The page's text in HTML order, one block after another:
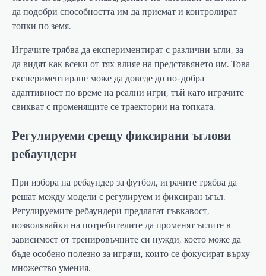
да подобри способността им да приемат и контролират
топки по земя.
Играчите трябва да експериментират с различни ъгли, за
да видят как всеки от тях влияе на представянето им. Това
експериментиране може да доведе до по-добра
адаптивност по време на реални игри, тъй като играчите
свикват с променящите се траектории на топката.
Регулируеми срещу фиксирани ъглови
ребаундери
При избора на ребаундер за футбол, играчите трябва да
решат между модели с регулируем и фиксиран ъгъл.
Регулируемите ребаундери предлагат гъвкавост,
позволявайки на потребителите да променят ъглите в
зависимост от тренировъчните си нужди, което може да
бъде особено полезно за играчи, които се фокусират върху
множество умения.